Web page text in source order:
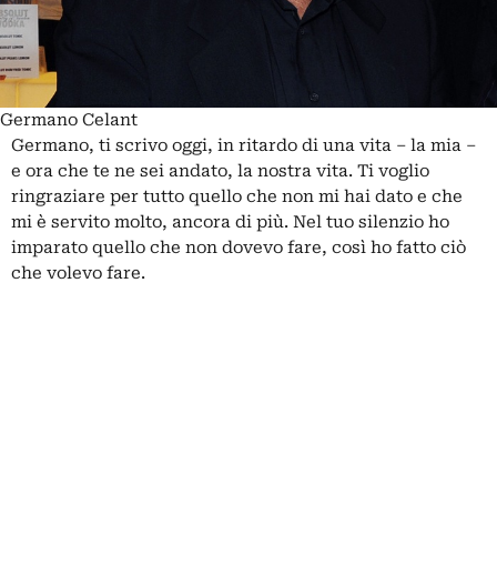
Germano Celant
Germano, ti scrivo oggi, in ritardo di una vita – la mia –
e ora che te ne sei andato, la nostra vita. Ti voglio
ringraziare per tutto quello che non mi hai dato e che
mi è servito molto, ancora di più. Nel tuo silenzio ho
imparato quello che non dovevo fare, così ho fatto ciò
che volevo fare.